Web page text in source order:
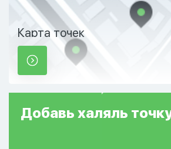
Карта точек
Добавь халяль